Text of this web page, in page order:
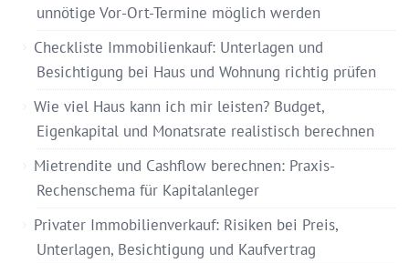
unnötige Vor-Ort-Termine möglich werden
Checkliste Immobilienkauf: Unterlagen und
Besichtigung bei Haus und Wohnung richtig prüfen
Wie viel Haus kann ich mir leisten? Budget,
Eigenkapital und Monatsrate realistisch berechnen
Mietrendite und Cashflow berechnen: Praxis-
Rechenschema für Kapitalanleger
Privater Immobilienverkauf: Risiken bei Preis,
Unterlagen, Besichtigung und Kaufvertrag